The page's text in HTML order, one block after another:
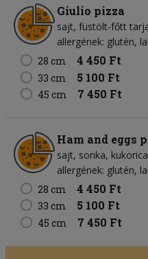
Giulio pizza
sajt füstölt-főtt
allergének: glutén,
28 cm
4 450 Ft
33 cm 5 100 Ft
45 cm 7 450 Ft
Ham and eggs
sajt sonka kukorica
allergének: glutén,
28 cm
4 450 Ft
33 cm 5 100 Ft
45 cm 7 450 Ft